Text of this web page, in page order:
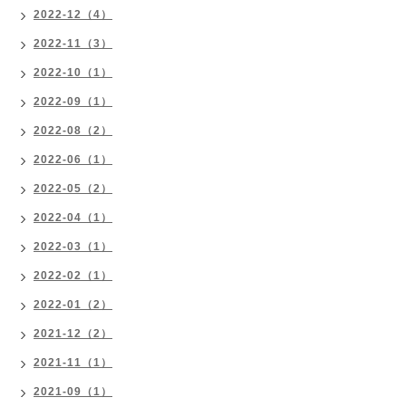
2022-12（4）
2022-11（3）
2022-10（1）
2022-09（1）
2022-08（2）
2022-06（1）
2022-05（2）
2022-04（1）
2022-03（1）
2022-02（1）
2022-01（2）
2021-12（2）
2021-11（1）
2021-09（1）